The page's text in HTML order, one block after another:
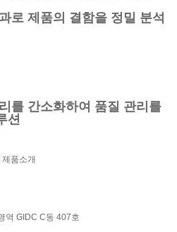
로 제품의 결함을 정밀 분석
를 간소화하여 품질 관리를
션
역 GIDC C동 407호